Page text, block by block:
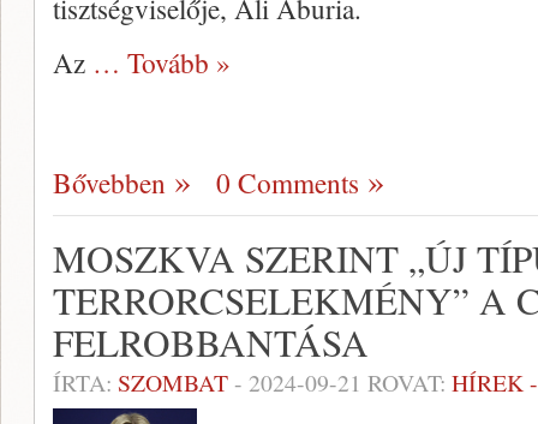
tisztségviselője, Ali Aburia.
Az … Tovább »
Bővebben 0 Comments
MOSZKVA SZERINT „ÚJ
TERRORCSELEKMÉNY” A
FELROBBANTÁSA
ÍRTA: SZOMBAT- 2024-09-21 ROVAT: HÍREK